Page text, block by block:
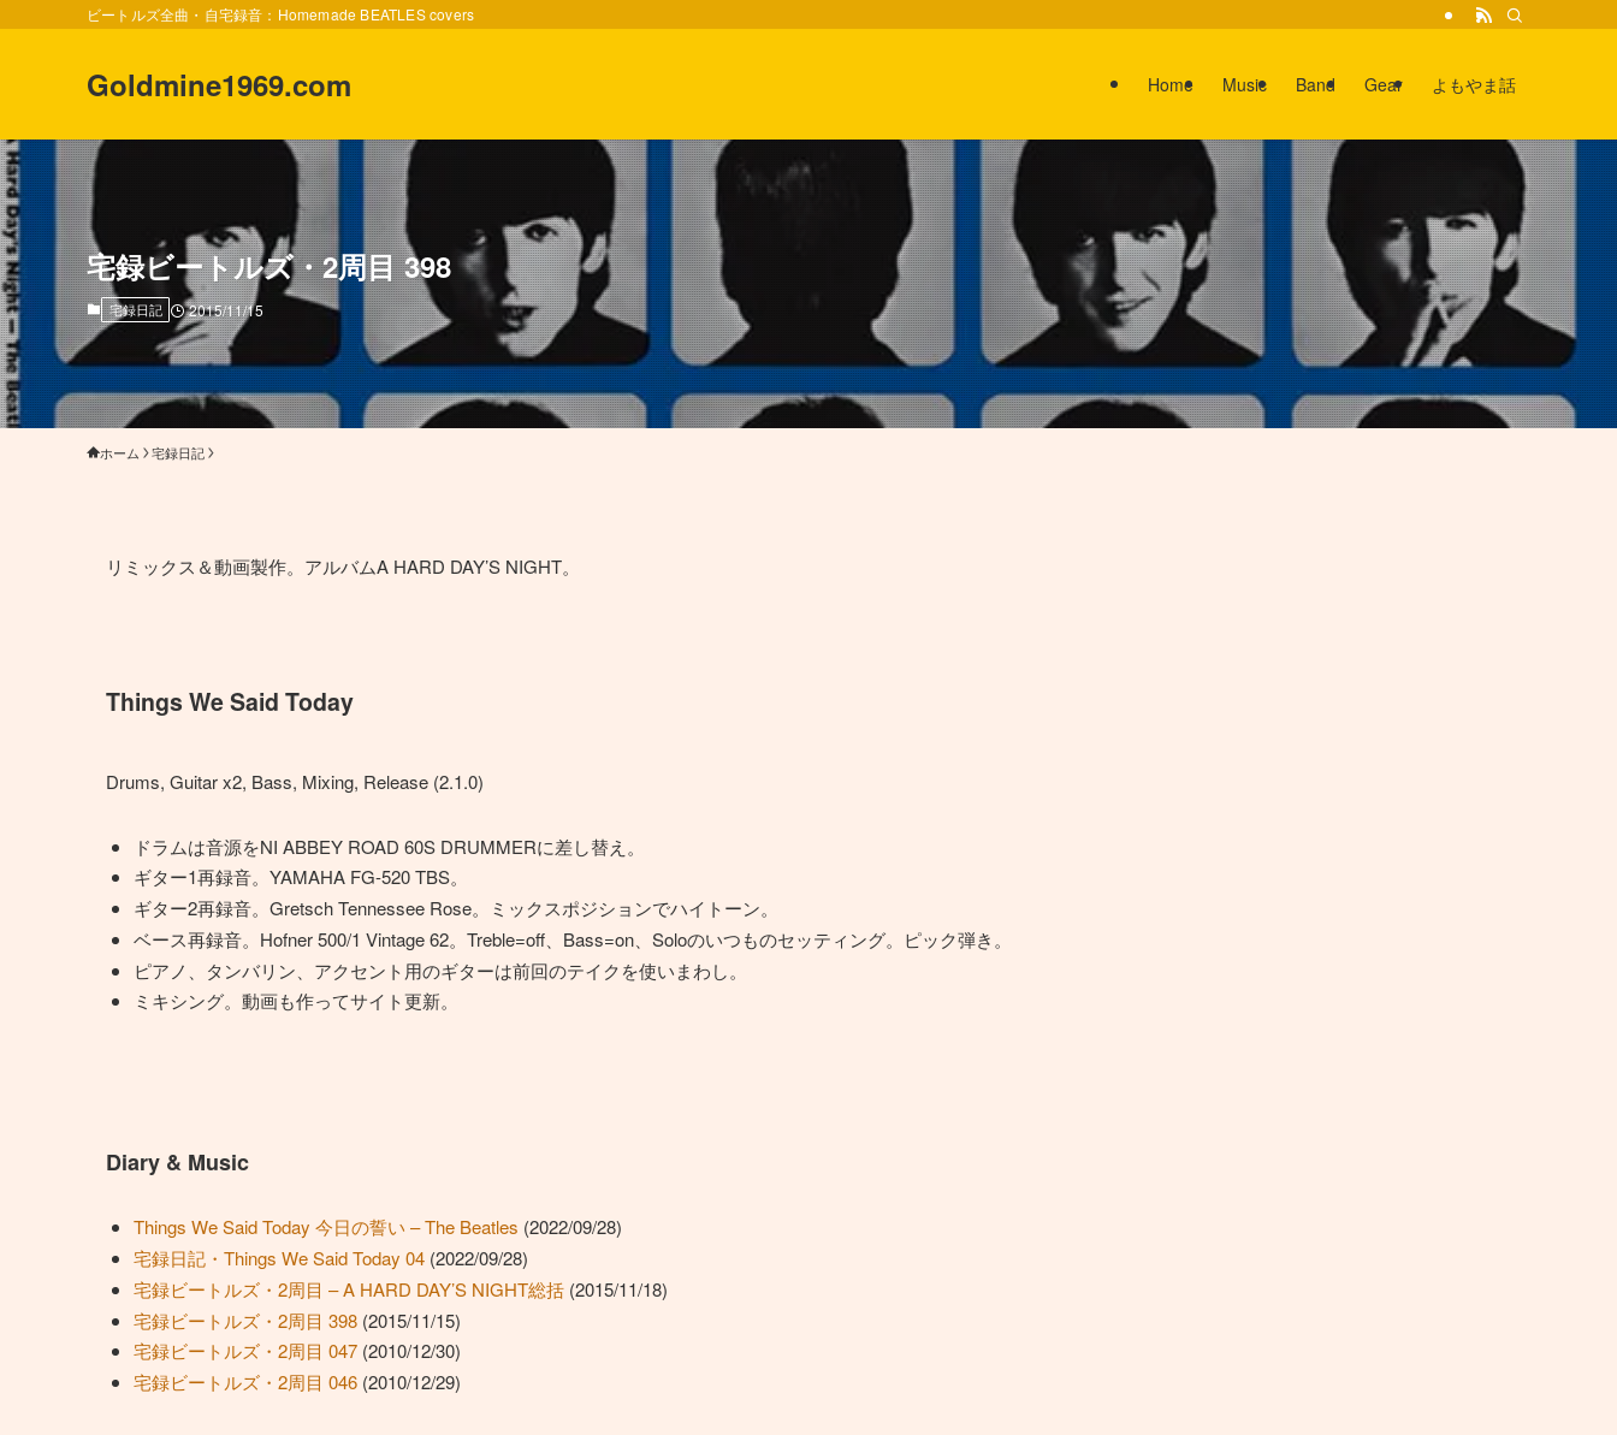
ビートルズ全曲・自宅録音：Homemade BEATLES covers
Goldmine1969.com Home Music Band Gear よもやま話
宅録ビートルズ・2周目 398
宅録日記 2015/11/15
ホーム 宅録日記
リミックス＆動画製作。アルバムA HARD DAY’S NIGHT。
Things We Said Today
Drums, Guitar x2, Bass, Mixing, Release (2.1.0)
ドラムは音源をNI ABBEY ROAD 60S DRUMMERに差し替え。
ギター1再録音。YAMAHA FG-520 TBS。
ギター2再録音。Gretsch Tennessee Rose。ミックスポジションでハイトーン。
ベース再録音。Hofner 500/1 Vintage 62。Treble=off、Bass=on、Soloのいつものセッティング。ピック弾き。
ピアノ、タンバリン、アクセント用のギターは前回のテイクを使いまわし。
ミキシング。動画も作ってサイト更新。
Diary & Music
Things We Said Today 今日の誓い – The Beatles (2022/09/28)
宅録日記・Things We Said Today 04(2022/09/28)
宅録ビートルズ・2周目 – A HARD DAY’S NIGHT総括(2015/11/18)
宅録ビートルズ・2周目 398(2015/11/15)
宅録ビートルズ・2周目 047(2010/12/30)
宅録ビートルズ・2周目 046(2010/12/29)